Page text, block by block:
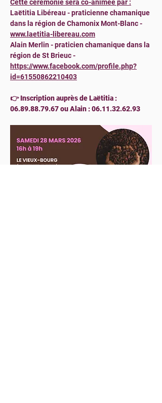
Cette cérémonie sera co-animée par :
Laëtitia Libéreau - praticienne chamanique
dans la région de Chamonix Mont-Blanc -
www.laetitia-libereau.com
Alain Merlin - praticien chamanique dans la
région de St Brieuc -
https://www.facebook.com/profile.php?
id=61550862210403
👉 Inscription auprès de Laëtitia :
06.89.88.79.67 ou Alain : 06.11.32.62.93